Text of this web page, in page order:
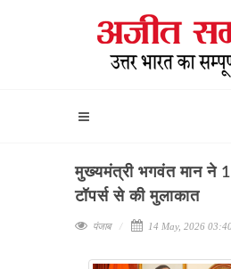
मुख्यमंत्री भगवंत मान ने
टॉपर्स से की मुलाकात
पंजाब 14 May, 2026